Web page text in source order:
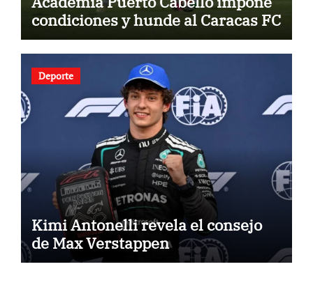
condiciones y hunde al Caracas FC
Deporte
Kimi Antonelli revela el consejo
de Max Verstappen